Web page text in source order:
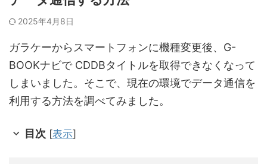
2025年4月8日
ガラケーからスマートフォンに機種変更後、G-
BOOKナビで CDDBタイトルを取得できなくなって
しまいました。そこで、現在の環境でデータ通信を
利用する方法を調べてみました。
目次 [表示]